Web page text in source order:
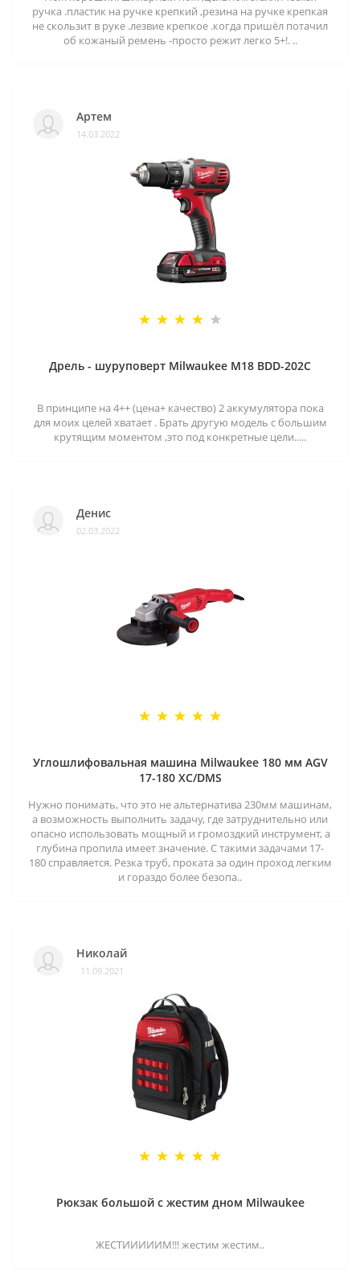
ручка .пластик на ручке крепкий ,резина на ручке крепкая
не скользит в руке .лезвие крепкое .когда пришёл потачил
об кожаный ремень -просто режит легко 5+!. ..
Артем
14.03.2022
Дрель - шуруповерт Milwaukee M18 BDD-202C
В принципе на 4++ (цена+ качество) 2 аккумулятора пока
для моих целей хватает . Брать другую модель с большим
крутящим моментом ,это под конкретные цели.....
Денис
02.03.2022
Углошлифовальная машина Milwaukee 180 мм AGV
17-180 XC/DMS
Нужно понимать, что это не альтернатива 230мм машинам,
а возможность выполнить задачу, где затруднительно или
опасно использовать мощный и громоздкий инструмент, а
глубина пропила имеет значение. С такими задачами 17-
180 справляется. Резка труб, проката за один проход легким
и гораздо более безопа..
Николай
11.09.2021
Рюкзак большой с жестим дном Milwaukee
ЖЕСТИИИИИМ!!! жестим жестим..